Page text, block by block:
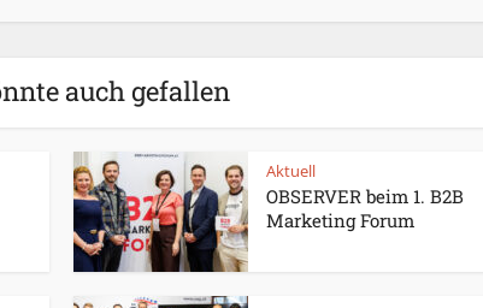
auch gefallen
Aktuell
OBSERVER beim 1. B2B
Marketing Forum